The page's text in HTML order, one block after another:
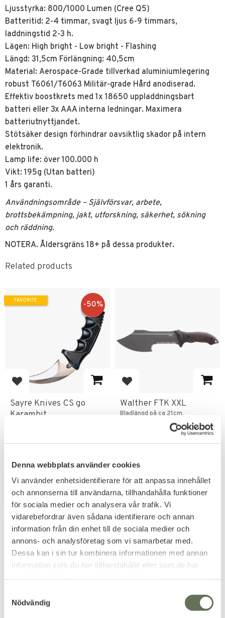
Denna webbplats använder cookies
Vi använder enhetsidentifierare för att anpassa innehållet
och annonserna till användarna, tillhandahålla funktioner
för sociala medier och analysera vår trafik. Vi
vidarebefordrar även sådana identifierare och annan
information från din enhet till de sociala medier och
annons- och analysföretag som vi samarbetar med.
Dessa kan i sin tur kombinera informationen med annan
information som du har tillhandahållit eller som de har
Nödvändig
Ljusstyrka: 800/1000 Lumen (Cree Q5)
Batteritid: 2-4 timmar, svagt ljus 6-9 timmars,
laddningstid 2-3 h.
Lägen: High bright - Low bright - Flashing
Längd: 31,5cm Förlängning: 40,5cm
Material: Aerospace-Grade tillverkad aluminiumlegering
robust T6061/T6063 Militär-grade Hård anodiserad.
Effektiv boostkrets med 1x 18650 uppladdningsbart
batteri eller 3x AAA interna ledningar. Maximera
batteriutnyttjandet.
Stötsäker design förhindrar oavsiktlig skador på intern
elektronik.
Lamp life: över 100.000 h
Vikt: 195g (Utan batteri)
1 års garanti.
Användningsområde – Självförsvar, arbete,
brottsbekämpning, jakt, utforskning, säkerhet, sökning
och räddning.
NOTERA. Åldersgräns 18+ på dessa produkter.
Related products
Add to favorites
Sayre Knives CS go
Karambit
50%
FAVORITE
Add to favorites
Walther FTK XXL
Bladlängd på ca 21cm.
Add to favorites
FAVORITE
Add to favorites
FAVORITE